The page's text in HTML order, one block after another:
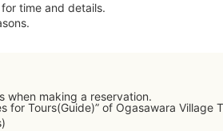
time and details.
when making a reservation.
for Tours(Guide)” of Ogasawara Village